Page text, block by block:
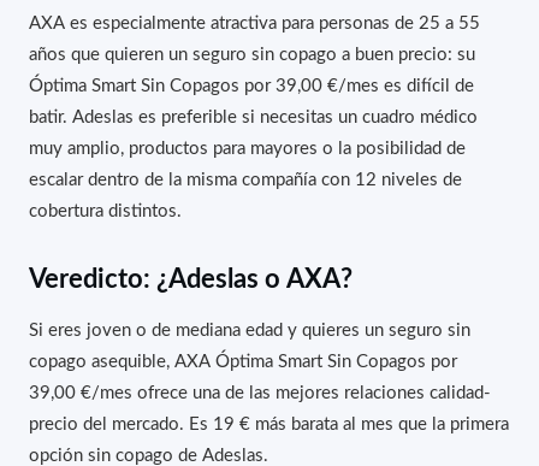
AXA es especialmente atractiva para personas de 25 a 55
años que quieren un seguro sin copago a buen precio: su
Óptima Smart Sin Copagos por 39,00 €/mes es difícil de
batir. Adeslas es preferible si necesitas un cuadro médico
muy amplio, productos para mayores o la posibilidad de
escalar dentro de la misma compañía con 12 niveles de
cobertura distintos.
Veredicto: ¿Adeslas o AXA?
Si eres joven o de mediana edad y quieres un seguro sin
copago asequible, AXA Óptima Smart Sin Copagos por
39,00 €/mes ofrece una de las mejores relaciones calidad-
precio del mercado. Es 19 € más barata al mes que la primera
opción sin copago de Adeslas.